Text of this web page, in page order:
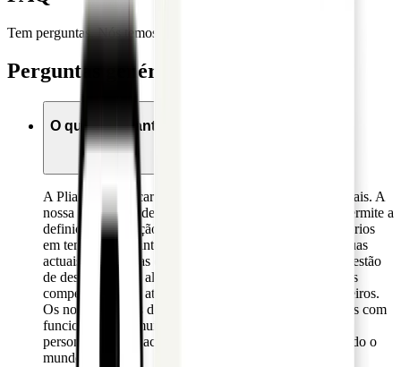
Tem perguntas. Nós temos respostas.
Perguntas genéricas
O que é a Pliant?
A Pliant oferece cartões de crédito corporate/ empresariais. A
nossa plataforma de gestão de cartões é fácil de usar, permite a
definição e alteração dos limites dos cartões, gera relatórios
em tempo real, e integra-se harmoniosamente com as suas
actuais ferramentas e processos de contabilidade e/ou gestão
de despesas. Para além disso, a Pliant oferece condições
competitivas com atrativos cashbacks e ofertas de parceiros.
Os nossos cartões de visita Visa Infinite estão equipados com
funcionalidades muito úteis como pacotes de seguros
personalizados, e acesso a lounges em aeroportos de todo o
mundo.